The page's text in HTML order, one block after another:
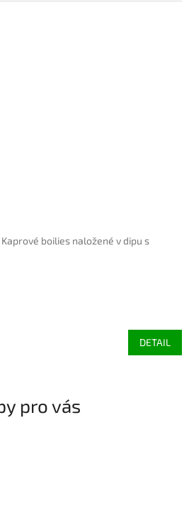
Kaprové boilies naložené v dipu s
DETAIL
pro vás